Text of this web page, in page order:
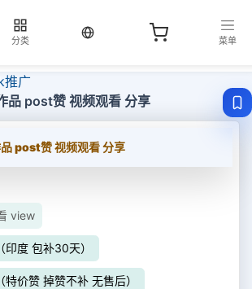
分类
当前语言：中文
菜单
推广
品 post赞 视频观看 分享
post赞 视频观看 分享
view
度 包补30天）
价赞 掉赞不补 无售后）